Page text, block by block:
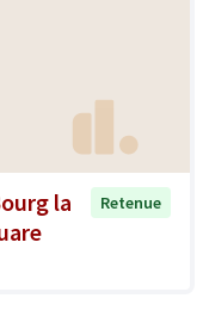
la
Retenue